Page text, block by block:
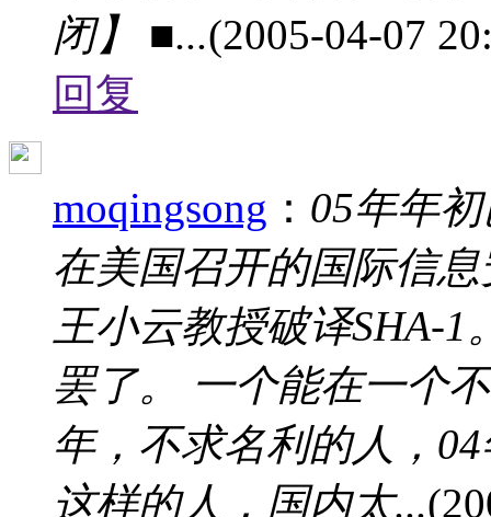
闭】 ■...(2005-04-07
回复
moqingsong ： 05年年
在美国召开的国际信息
王小云教授破译SHA-
罢了。 一个能在一个
年，不求名利的人，
这样的人，国内太...